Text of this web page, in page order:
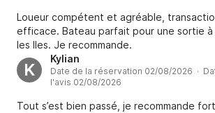
Loueur compétent et agréable,
efficace. Bateau parfait pour une sortie à
les Iles. Je recommande.
K
Kylian
Date de la réservation 02/08/2026 ·
l'avis 02/08/2026
Tout s’est bien passé, je recommande